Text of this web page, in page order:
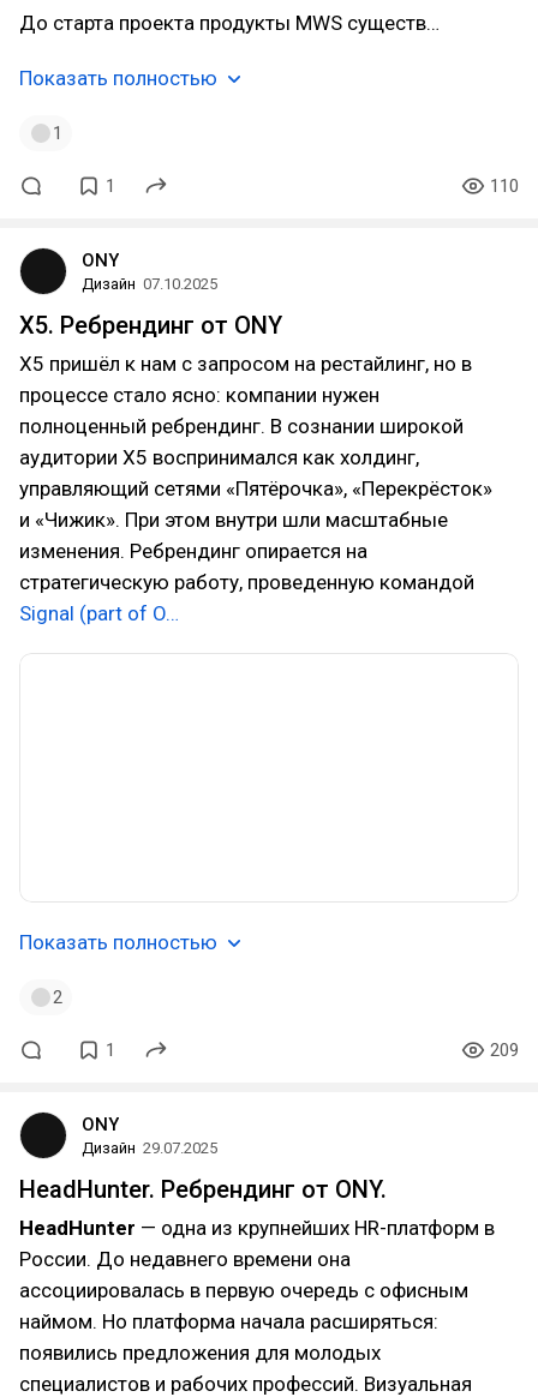
До старта проекта продукты MWS существ…
Показать полностью
1
1 110
ONY
Дизайн 07.10.2025
Х5. Ребрендинг от ONY
X5 пришёл к нам с запросом на рестайлинг, но в
процессе стало ясно: компании нужен
полноценный ребрендинг. В сознании широкой
аудитории X5 воспринимался как холдинг,
управляющий сетями «Пятёрочка», «Перекрёсток»
и «Чижик». При этом внутри шли масштабные
изменения. Ребрендинг опирается на
стратегическую работу, проведенную командой
Signal (part of O…
Показать полностью
2
1 209
ONY
Дизайн 29.07.2025
HeadHunter. Ребрендинг от ONY.
HeadHunter — одна из крупнейших HR-платформ в
России. До недавнего времени она
ассоциировалась в первую очередь с офисным
наймом. Но платформа начала расширяться:
появились предложения для молодых
специалистов и рабочих профессий. Визуальная